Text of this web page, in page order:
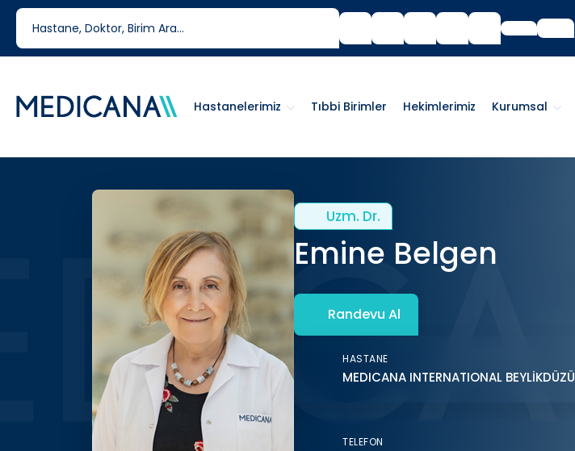
444 6 334
Tıbbi Birimler Hekimlerimiz Kurumsal
Hastanelerimiz
Uzm. Dr.
Emine Belgen
Randevu Al
HASTANE
MEDICANA INTERNATIONAL BEYLİKDÜZÜ
TELEFON